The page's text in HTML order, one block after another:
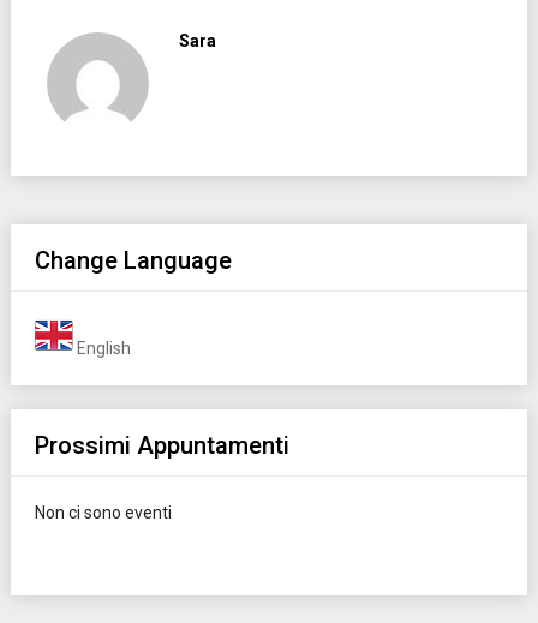
Sara
Change Language
English
Prossimi Appuntamenti
Non ci sono eventi